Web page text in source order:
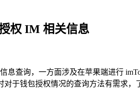
权 IM 相关信息
息查询，一方面涉及在苹果端进行
于钱包授权情况的查询方法有需求